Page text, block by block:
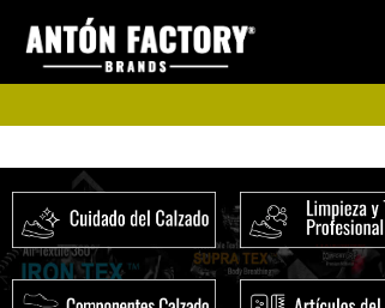
contenido